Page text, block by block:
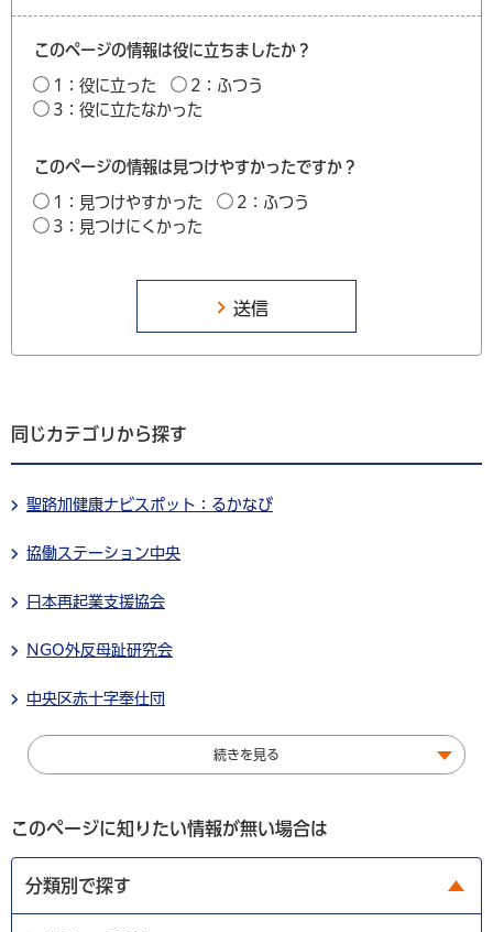
このページの情報は役に立ちましたか？
1：役に立った
2：ふつう
3：役に立たなかった
このページの情報は見つけやすかったですか？
1：見つけやすかった
2：ふつう
3：見つけにくかった
同じカテゴリから探す
聖路加健康ナビスポット：るかなび
協働ステーション中央
日本再起業支援協会
NGO外反母趾研究会
中央区赤十字奉仕団
続きを見る
このページに知りたい情報が無い場合は
分類別で探す